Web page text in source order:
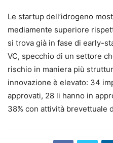
Le startup dell’idrogeno
mediamente superiore
si trova già in fase di early-
VC, specchio di un settore
rischio in maniera più
innovazione è elevato: 34
approvati, 28 li hanno in
38% con attività brevettuale